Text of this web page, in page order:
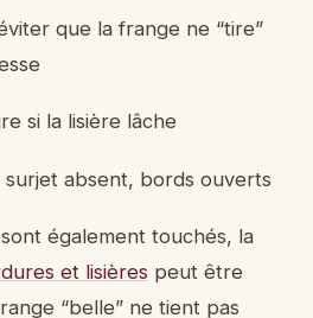
que la frange ne “tire”
si la lisière lâche
absent, bords ouverts
également touchés, la
et lisières peut être
“belle” ne tient pas